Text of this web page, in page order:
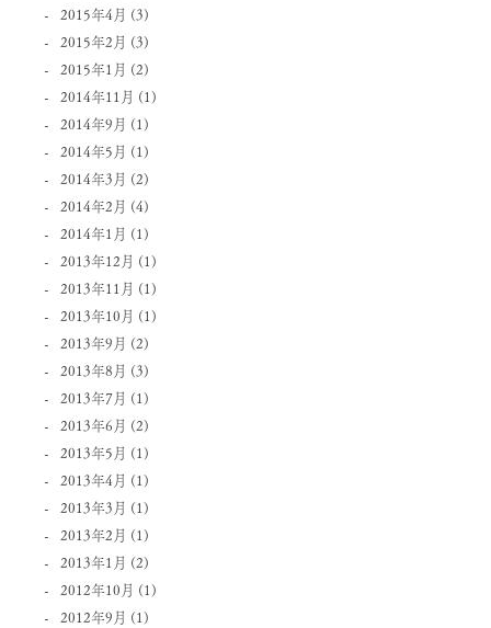
2015年4月 (3)
2015年2月 (3)
2015年1月 (2)
2014年11月 (1)
2014年9月 (1)
2014年5月 (1)
2014年3月 (2)
2014年2月 (4)
2014年1月 (1)
2013年12月 (1)
2013年11月 (1)
2013年10月 (1)
2013年9月 (2)
2013年8月 (3)
2013年7月 (1)
2013年6月 (2)
2013年5月 (1)
2013年4月 (1)
2013年3月 (1)
2013年2月 (1)
2013年1月 (2)
2012年10月 (1)
2012年9月 (1)